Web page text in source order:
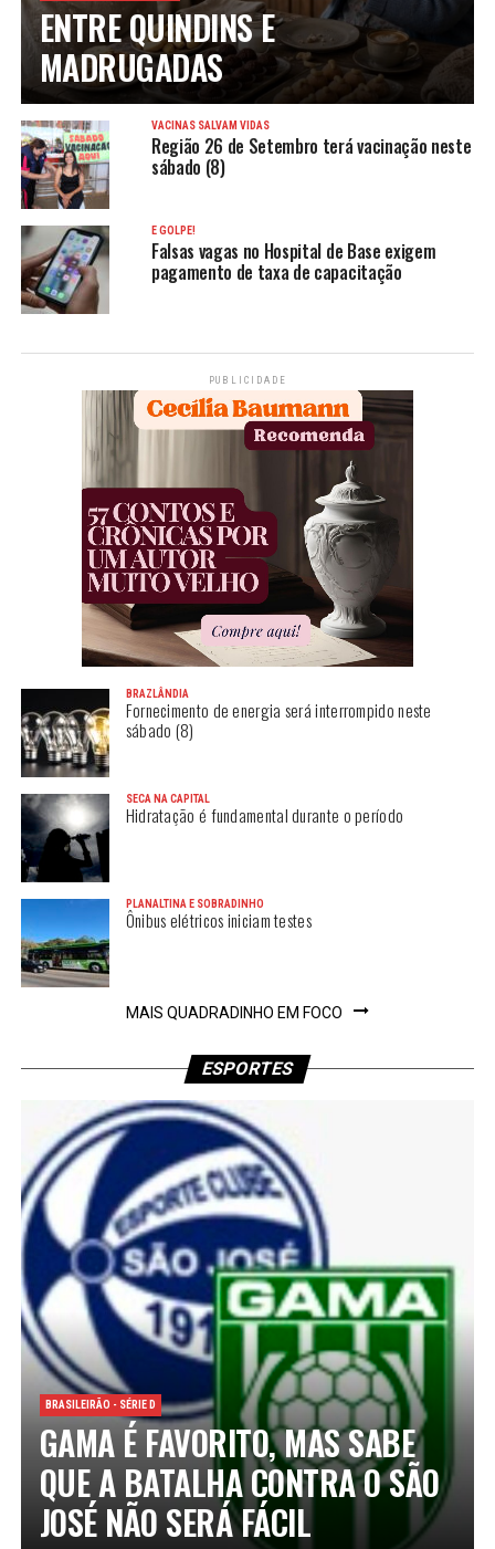
ENTRE QUINDINS E
MADRUGADAS
VACINAS SALVAM VIDAS
Região 26 de Setembro terá vacinação neste
sábado (8)
É GOLPE!
Falsas vagas no Hospital de Base exigem
pagamento de taxa de capacitação
PUBLICIDADE
BRAZLÂNDIA
Fornecimento de energia será interrompido neste
sábado (8)
SECA NA CAPITAL
Hidratação é fundamental durante o período
PLANALTINA E SOBRADINHO
Ônibus elétricos iniciam testes
MAIS QUADRADINHO EM FOCO
ESPORTES
BRASILEIRÃO - SÉRIE D
GAMA É FAVORITO, MAS SABE
QUE A BATALHA CONTRA O SÃO
JOSÉ NÃO SERÁ FÁCIL